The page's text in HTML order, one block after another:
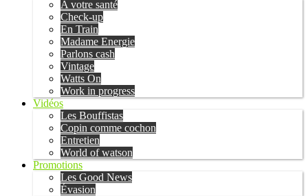
A votre santé
Check-up
En Train
Madame Energie
Parlons cash
Vintage
Watts On
Work in progress
Vidéos
Les Bouffistas
Copin comme cochon
Entretien
World of watson
Promotions
Les Good News
Évasion